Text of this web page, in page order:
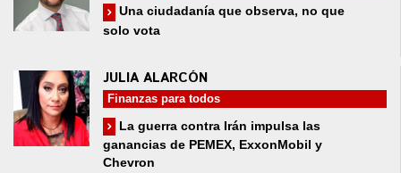
Una ciudadanía que observa, no que
solo vota
JULIA ALARCÓN
Finanzas para todos
La guerra contra Irán impulsa las
ganancias de PEMEX, ExxonMobil y
Chevron